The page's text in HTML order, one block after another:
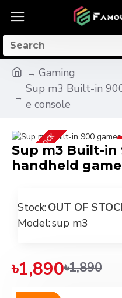
Gaming
Sup m3 Built-in
e console
OUT OF STOCK
Sup m3 Built-in
handheld
Stock:OUT OF
Model:sup m3
৳1,890৳1,890